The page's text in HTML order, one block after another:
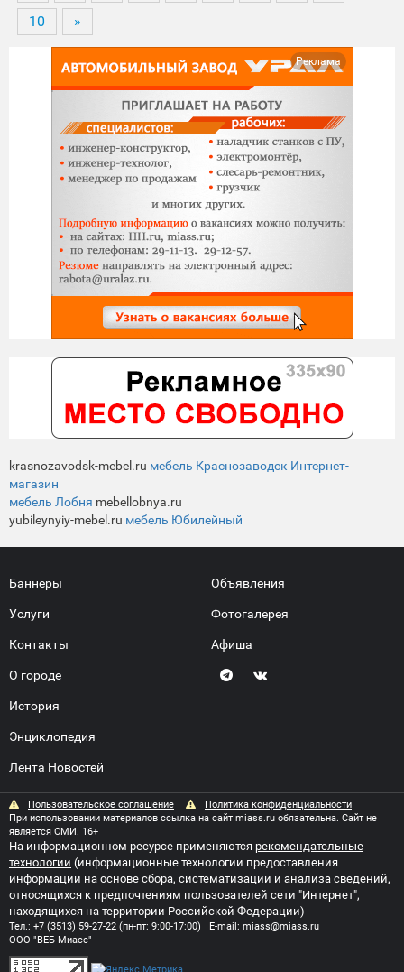
10
»
Реклама
krasnozavodsk-mebel.ru мебель Краснозаводск Интернет-
магазин
мебель Лобня mebellobnya.ru
yubileynyiy-mebel.ru мебель Юбилейный
Баннеры
Услуги
Контакты
О городе
История
Энциклопедия
Лента Новостей
Объявления
Фотогалерея
Афиша
Пользовательское соглашение
Политика конфиденциальности
При использовании материалов ссылка на сайт miass.ru обязательна. Сайт не
является СМИ. 16+
На информационном ресурсе применяются рекомендательные
технологии (информационные технологии предоставления
информации на основе сбора, систематизации и анализа сведений,
относящихся к предпочтениям пользователей сети "Интернет",
находящихся на территории Российской Федерации)
Тел.: +7 (3513) 59-27-22 (пн-пт: 9:00-17:00) E-mail: miass@miass.ru
ООО "ВЕБ Миасс"